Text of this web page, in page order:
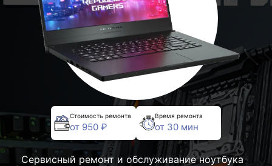
Стоимость ремонта
от 950 ₽
Время ремонта
от 30 мин
Сервисный ремонт и обслуживание ноутбука